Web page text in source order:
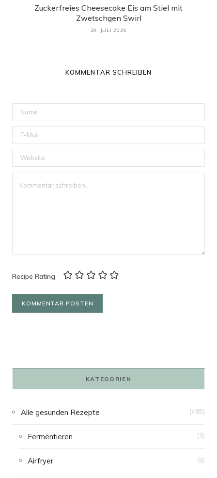
Zuckerfreies Cheesecake Eis am Stiel mit
Zwetschgen Swirl
29. JULI 2026
KOMMENTAR SCHREIBEN
Recipe Rating
KATEGORIEN
Alle gesunden Rezepte (485)
Fermentieren (3)
Airfryer (8)